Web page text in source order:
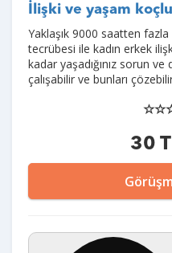
İlişki ve yaşam
Yaklaşık 9000 saatten
tecrübesi ile kadın erkek
kadar yaşadığınız sorun
çalışabilir ve bunları
30